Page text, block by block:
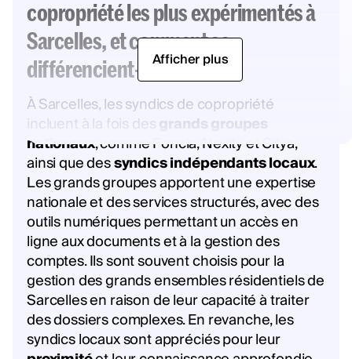
copropriété les plus expérimentés à
Sarcelles, et comment se
différencient-ils ?
À Sarcelles, les syndics de copropriété
incluent à la fois des grands groupes
nationaux, comme Foncia, Nexity et Citya,
ainsi que dessyndics indépendants locaux.
Les grands groupes apportent une expertise
nationale et des services structurés, avec des
outils numériques permettant un accès en
ligne aux documents et à la gestion des
comptes. Ils sont souvent choisis pour la
gestion des grands ensembles résidentiels de
Sarcelles en raison de leur capacité à traiter
des dossiers complexes. En revanche, les
syndics locaux sont appréciés pour leur
Afficher plus